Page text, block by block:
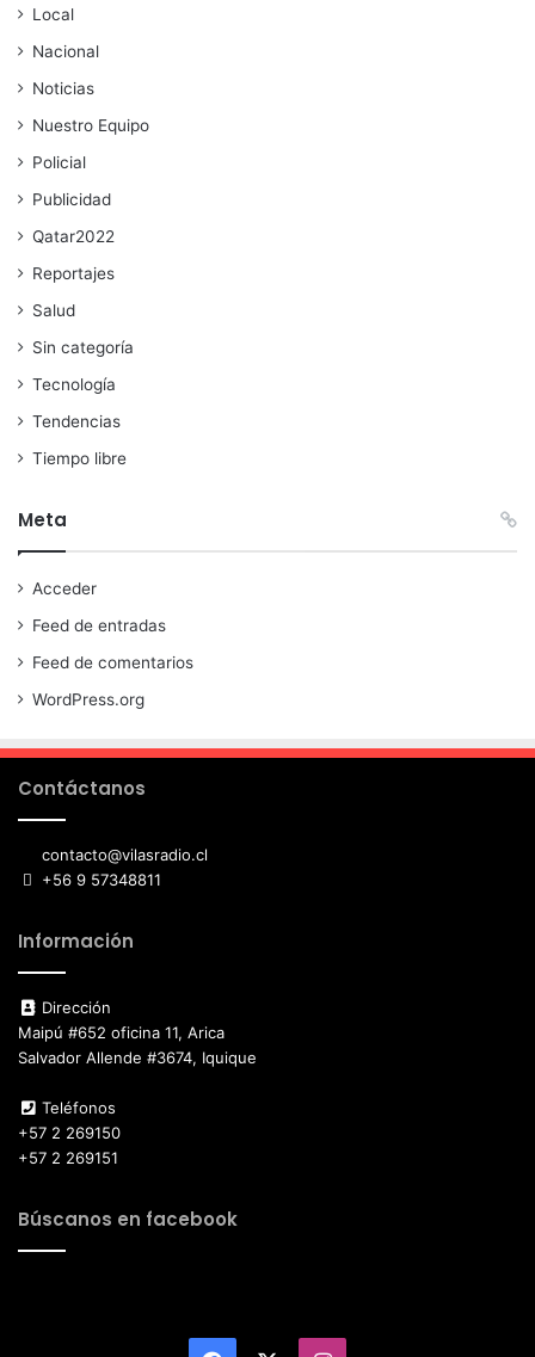
Local
Nacional
Noticias
Nuestro Equipo
Policial
Publicidad
Qatar2022
Reportajes
Salud
Sin categoría
Tecnología
Tendencias
Tiempo libre
Meta
Acceder
Feed de entradas
Feed de comentarios
WordPress.org
Contáctanos
contacto@vilasradio.cl
+56 9 57348811
Información
Dirección
Maipú #652 oficina 11, Arica
Salvador Allende #3674, Iquique
Teléfonos
+57 2 269150
+57 2 269151
Búscanos en facebook